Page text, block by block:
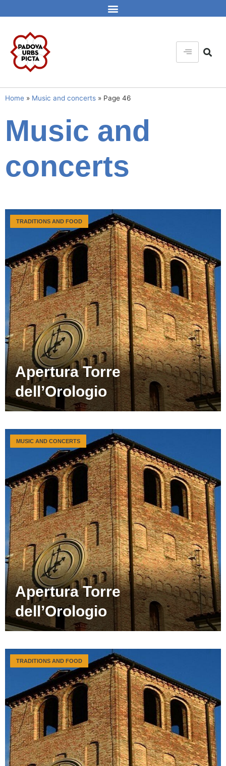
Home » Music and concerts » Page 46
Music and
concerts
Apertura Torre
dell’Orologio
TRADITIONS AND FOOD
Apertura Torre
dell’Orologio
MUSIC AND CONCERTS
TRADITIONS AND FOOD